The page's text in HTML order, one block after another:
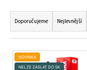
Ř
A
Z
E
N
Doporučujeme Nejlevnější
V NOVINKA
NELZE ZASLAT DO SK
t
?